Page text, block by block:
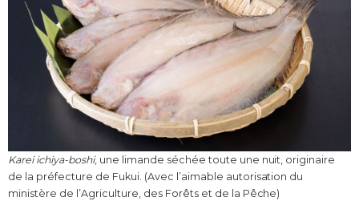
Karei ichiya-boshi, une limande séchée toute une nuit, originaire
de la préfecture de Fukui. (Avec l’aimable autorisation du
ministère de l’Agriculture, des Forêts et de la Pêche)